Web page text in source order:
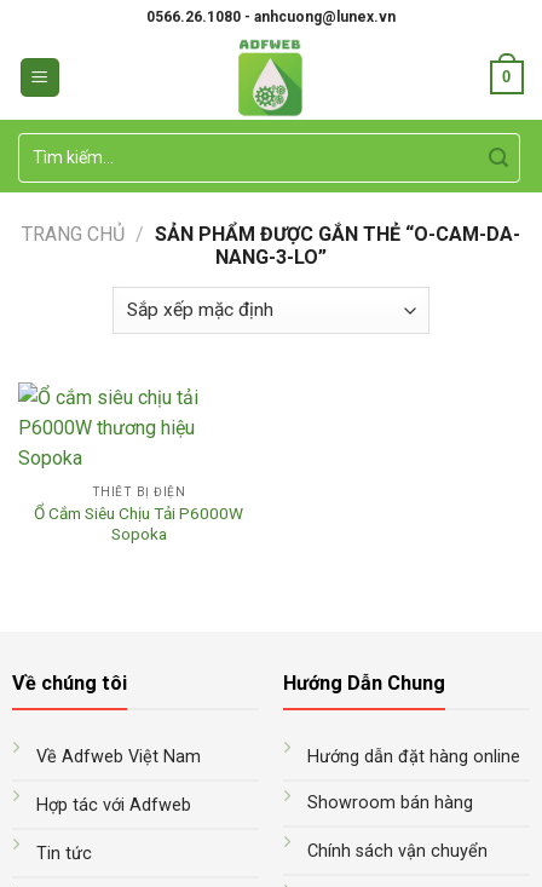
content
0566.26.1080 - anhcuong@lunex.vn
0
Tìm
TRANG CHỦ / SẢN PHẨM ĐƯỢC GẮN THẺ “O-CAM-DA-
NANG-3-LO”
THIẾT BỊ ĐIỆN
Ổ Cắm Siêu Chịu Tải P6000W
Sopoka
Về chúng tôi
Về Adfweb Việt Nam
Hợp tác với Adfweb
Tin tức
Hướng Dẫn Chung
Hướng dẫn đặt hàng online
Showroom bán hàng
Chính sách vận chuyển